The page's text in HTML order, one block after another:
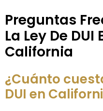
Preguntas
La Ley De DUI
California
¿Cuánto
DUI en